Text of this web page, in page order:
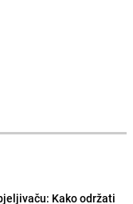
Kako održati